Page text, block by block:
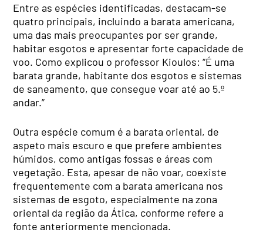
Entre as espécies identificadas, destacam-se
quatro principais, incluindo a barata americana,
uma das mais preocupantes por ser grande,
habitar esgotos e apresentar forte capacidade de
voo. Como explicou o professor Kioulos: “É uma
barata grande, habitante dos esgotos e sistemas
de saneamento, que consegue voar até ao 5.º
andar.”
Outra espécie comum é a barata oriental, de
aspeto mais escuro e que prefere ambientes
húmidos, como antigas fossas e áreas com
vegetação. Esta, apesar de não voar, coexiste
frequentemente com a barata americana nos
sistemas de esgoto, especialmente na zona
oriental da região da Ática, conforme refere a
fonte anteriormente mencionada.